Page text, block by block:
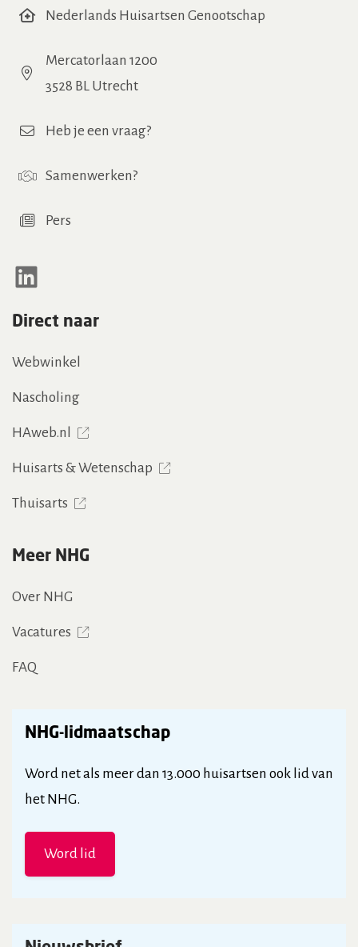
Nederlands Huisartsen Genootschap
Mercatorlaan 1200
3528 BL Utrecht
Heb je een vraag?
Samenwerken?
Pers
LinkedIn
Direct naar
Webwinkel
Nascholing
HAweb.nl
Huisarts & Wetenschap
Thuisarts
Meer NHG
Over NHG
Vacatures
FAQ
NHG-lidmaatschap
Word net als meer dan 13.000 huisartsen ook lid van
het NHG.
Word lid